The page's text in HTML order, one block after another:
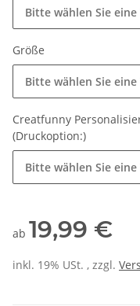
Bitte wählen Sie
Größe
Bitte wählen Sie
Creatfunny
(Druckoption:)
Bitte wählen Sie
ab 19,99 €
inkl. 19% USt. , zzgl.